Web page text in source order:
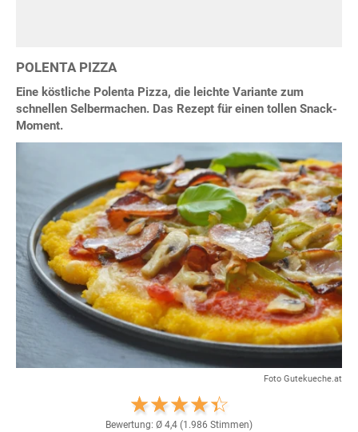
POLENTA PIZZA
Eine köstliche Polenta Pizza, die leichte Variante zum
schnellen Selbermachen. Das Rezept für einen tollen Snack-
Moment.
Foto Gutekueche.at
Bewertung: Ø 4,4 (1.986 Stimmen)